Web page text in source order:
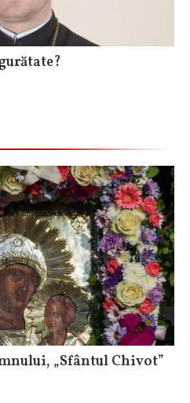
„Sfântul Chivot”